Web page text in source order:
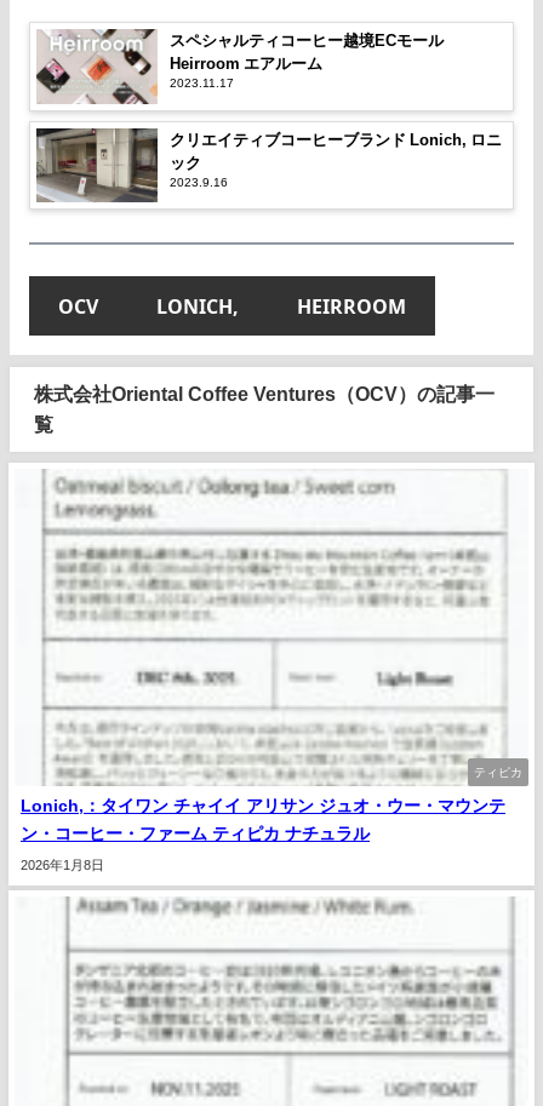
スペシャルティコーヒー越境ECモール
Heirroom エアルーム
2023.11.17
クリエイティブコーヒーブランド Lonich, ロニ
ック
2023.9.16
OCV LONICH, HEIRROOM
株式会社Oriental Coffee Ventures（OCV）の記事一
覧
ティピカ
Lonich,：タイワン チャイイ アリサン ジュオ・ウー・マウンテ
ン・コーヒー・ファーム ティピカ ナチュラル
2026年1月8日